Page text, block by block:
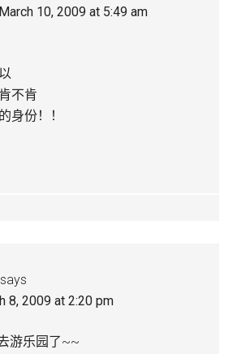
March 10, 2009 at 5:49 am
不肯
身份！！
says
8, 2009 at 2:20 pm
游乐园了~~